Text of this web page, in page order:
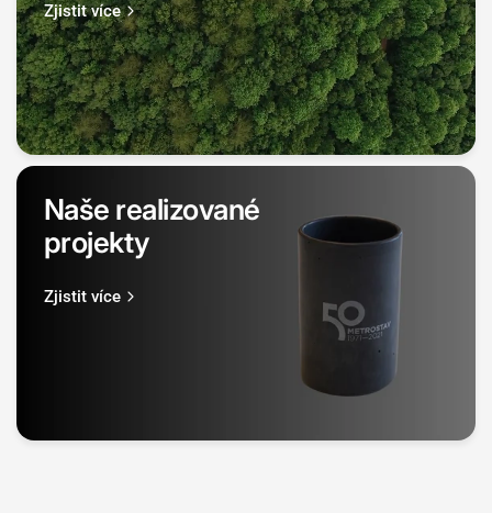
Zjistit více
Naše realizované
projekty
Zjistit více